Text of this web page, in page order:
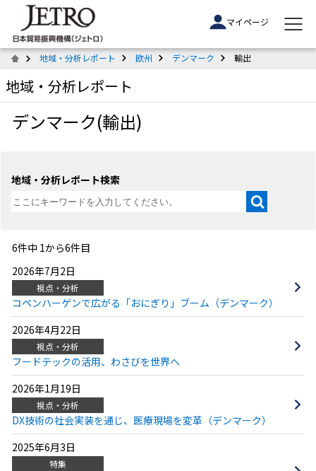
マイページ
地域・分析レポート 欧州 デンマーク 輸出
地域・分析レポート
デンマーク(輸出)
地域・分析レポート検索
6件中 1から6件目
2026年7月2日
視点・分析
コペンハーゲンで広がる「おにぎり」ブーム（デンマーク）
2026年4月22日
視点・分析
フードテックの活用、わさびを世界へ
2026年1月19日
視点・分析
DX技術の社会実装を通じ、医療現場を変革（デンマーク）
2025年6月3日
特集